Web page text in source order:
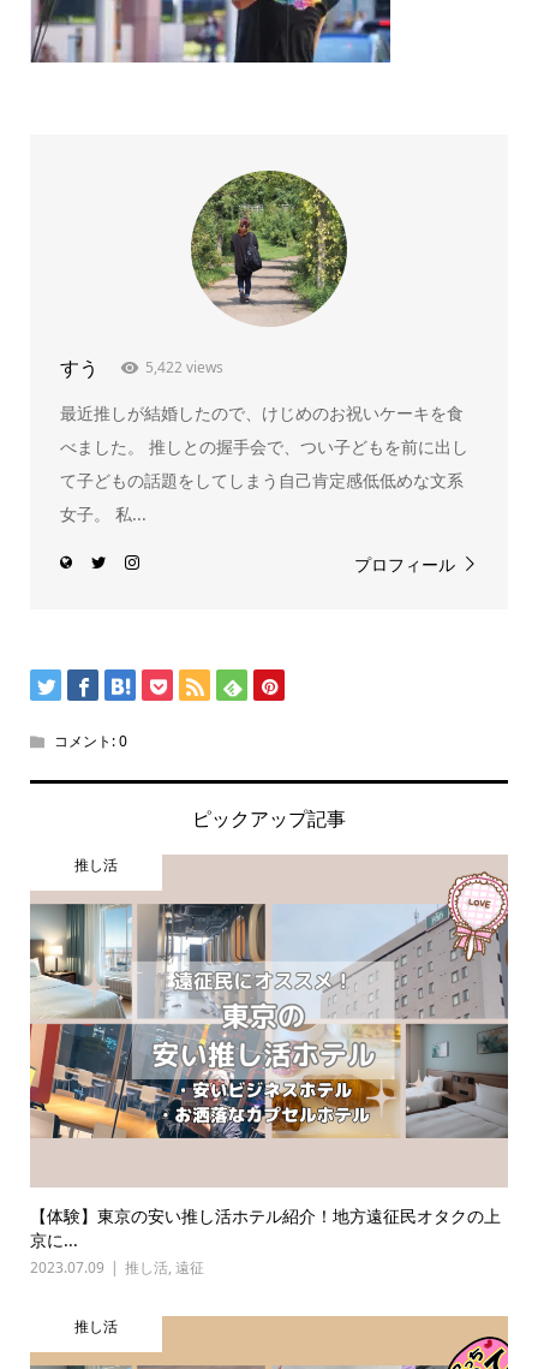
すう 5,422 views
最近推しが結婚したので、けじめのお祝いケーキを食
べました。 推しとの握手会で、つい子どもを前に出し
て子どもの話題をしてしまう自己肯定感低低めな文系
女子。 私...
プロフィール
コメント:0
ピックアップ記事
推し活
【体験】東京の安い推し活ホテル紹介！地方遠征民オタクの上
京に...
2023.07.09 推し活, 遠征
推し活